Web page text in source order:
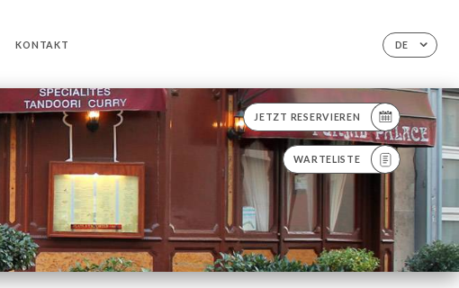
DE
KONTAKT
JETZT RESERVIEREN
WARTELISTE